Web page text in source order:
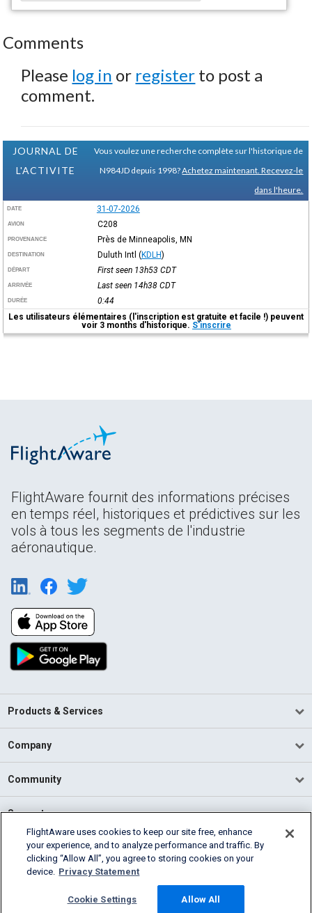
Comments
Please log in or register to post a
comment.
JOURNAL DE
L'ACTIVITE
Vous voulez une recherche complète sur l'historique de
N984JD depuis 1998?Achetez maintenant. Recevez-le
dans l'heure.
DATE 31-07-2026
AVION C208
PROVENANCE Près de Minneapolis, MN
DESTINATION Duluth Intl (KDLH)
DÉPART First seen 13h53 CDT
ARRIVÉE Last seen 14h38 CDT
DURÉE
0:44
Les utilisateurs élémentaires (l'inscription est gratuite et facile !) peuvent
voir 3 months d'historique. S'inscrire
FlightAware fournit des informations précises
en temps réel, historiques et prédictives sur les
vols à tous les segments de l'industrie
aéronautique.
Products & Services
Company
Community
Support
English (USA)
2026 FlightAware
Cookie Settings
FlightAware uses cookies to keep our site free, enhance
your experience, and to analyze performance and traffic. By
clicking “Allow All”, you agree to storing cookies on your
device. Privacy Statement
Cookie Settings Allow All